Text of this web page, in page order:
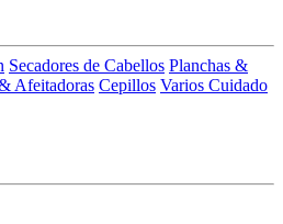
Secadores de Cabellos Planchas &
Afeitadoras Cepillos Varios Cuidado